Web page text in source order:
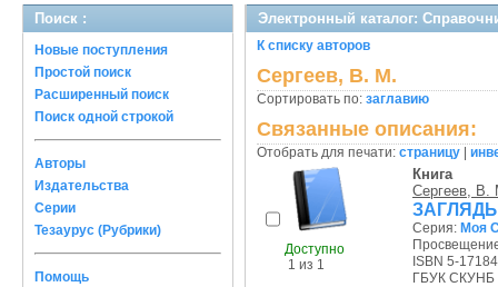
Поиск :
Новые поступления
Простой поиск
Расширенный поиск
Поиск одной строкой
Авторы
Издательства
Серии
Тезаурус (Рубрики)
Помощь
Электронный каталог:
К списку авторов
Сергеев, В. М.
Сортировать по: заглавию
Связанные описания:
Отобрать для печати: страницу
Доступно
1 из 1
Книга
Сергеев, В.
Серия: Моя
ISBN 5-
ГБУК